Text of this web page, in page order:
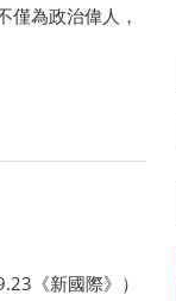
為政治偉人，
《新國際》）